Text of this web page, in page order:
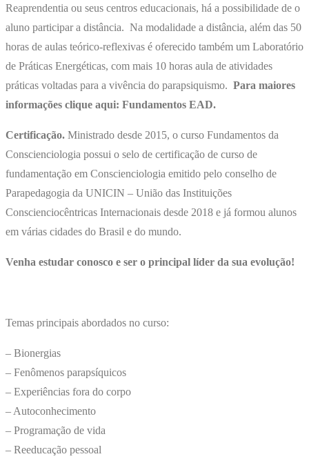
Reaprendentia ou seus centros educacionais, há a possibilidade de o
aluno participar a distância. Na modalidade a distância, além das 50
horas de aulas teórico-reflexivas é oferecido também um Laboratório
de Práticas Energéticas, com mais 10 horas aula de atividades
práticas voltadas para a vivência do parapsiquismo. Para maiores
informações clique aqui: Fundamentos EAD.
Certificação. Ministrado desde 2015, o curso Fundamentos da
Conscienciologia possui o selo de certificação de curso de
fundamentação em Conscienciologia emitido pelo conselho de
Parapedagogia da UNICIN – União das Instituições
Conscienciocêntricas Internacionais desde 2018 e já formou alunos
em várias cidades do Brasil e do mundo.
Venha estudar conosco e ser o principal líder da sua evolução!
Temas principais abordados no curso:
– Bionergias
– Fenômenos parapsíquicos
– Experiências fora do corpo
– Autoconhecimento
– Programação de vida
– Reeducação pessoal